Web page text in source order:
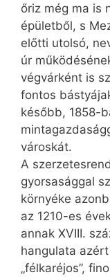
őriz még ma is
épületből, s
előtti utolsó,
úr
végvárként is
fontos
később, 1858-
városkát.
A
gyorsasággal
környéke
az 1210-es
annak XVIII.
hangulata
„félkaréjos”,